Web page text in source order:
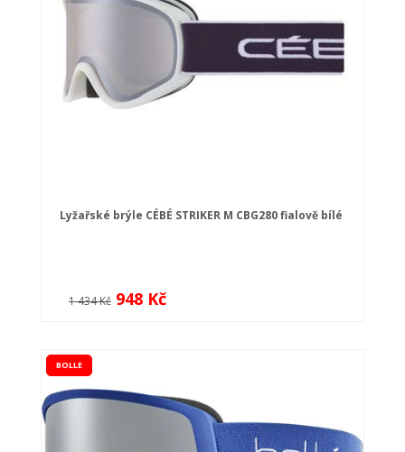
Lyžařské brýle CÉBÉ STRIKER M CBG280 fialově bílé
1 434 Kč 948 Kč
BOLLE